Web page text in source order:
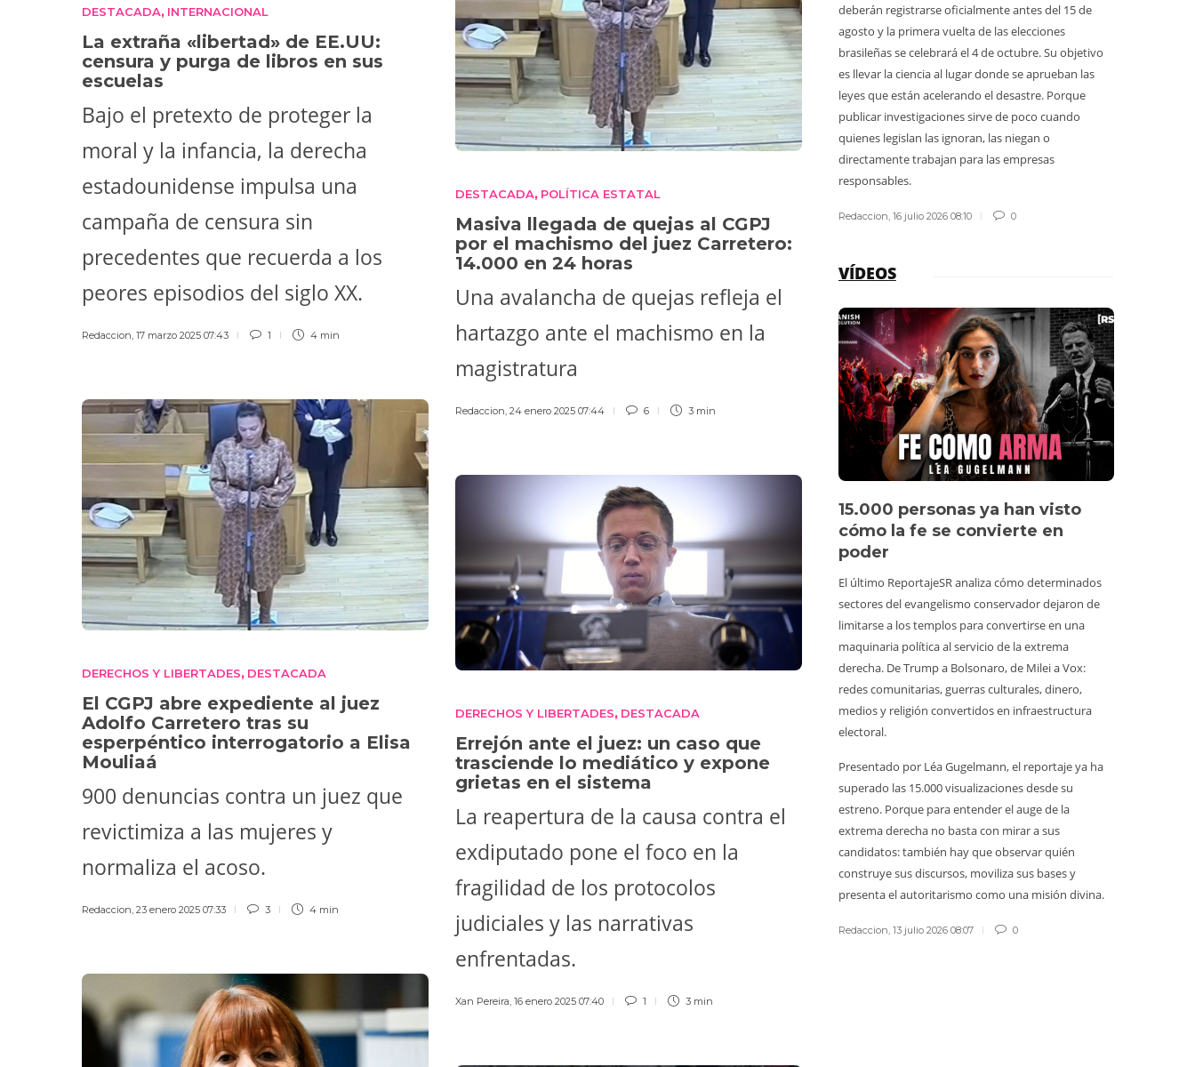
DESTACADA, INTERNACIONAL
La extraña «libertad» de EE.UU:
censura y purga de libros en sus
escuelas
Bajo el pretexto de proteger la
moral y la infancia, la derecha
estadounidense impulsa una
campaña de censura sin
precedentes que recuerda a los
peores episodios del siglo XX.
Redaccion 17 marzo 2025 07:43 1 4 min
DESTACADA, POLÍTICA ESTATAL
Masiva llegada de quejas al CGPJ
por el machismo del juez Carretero:
14.000 en 24 horas
Una avalancha de quejas refleja el
hartazgo ante el machismo en la
magistratura
Redaccion, 24 enero 2025 07:44 6 3 min
DERECHOS Y LIBERTADES, DESTACADA
El CGPJ abre expediente al juez
Adolfo Carretero tras su
esperpéntico interrogatorio a Elisa
Mouliaá
900 denuncias contra un juez que
revictimiza a las mujeres y
normaliza el acoso.
Redaccion, 23 enero 2025 07:33 3 4 min
DERECHOS Y LIBERTADES, DESTACADA
Errejón ante el juez: un caso que
trasciende lo mediático y expone
grietas en el sistema
La reapertura de la causa contra el
exdiputado pone el foco en la
fragilidad de los protocolos
judiciales y las narrativas
enfrentadas.
Xan Pereira 16 enero 2025 07:40 1 3 min
deberán registrarse oficialmente antes del 15 de
agosto y la primera vuelta de las elecciones
brasileñas se celebrará el 4 de octubre. Su objetivo
es llevar la ciencia al lugar donde se aprueban las
leyes que están acelerando el desastre. Porque
publicar investigaciones sirve de poco cuando
quienes legislan las ignoran, las niegan o
directamente trabajan para las empresas
responsables.
Redaccion 16 julio 2026 08:10 0
VÍDEOS
15.000 personas ya han visto
cómo la fe se convierte en
poder
El último ReportajeSR analiza cómo determinados
sectores del evangelismo conservador dejaron de
limitarse a los templos para convertirse en una
maquinaria política al servicio de la extrema
derecha. De Trump a Bolsonaro, de Milei a Vox:
redes comunitarias, guerras culturales, dinero,
medios y religión convertidos en infraestructura
electoral.
Presentado por Léa Gugelmann, el reportaje ya ha
superado las 15.000 visualizaciones desde su
estreno. Porque para entender el auge de la
extrema derecha no basta con mirar a sus
candidatos: también hay que observar quién
construye sus discursos, moviliza sus bases y
presenta el autoritarismo como una misión divina.
Redaccion, 13 julio 2026 08:07 0